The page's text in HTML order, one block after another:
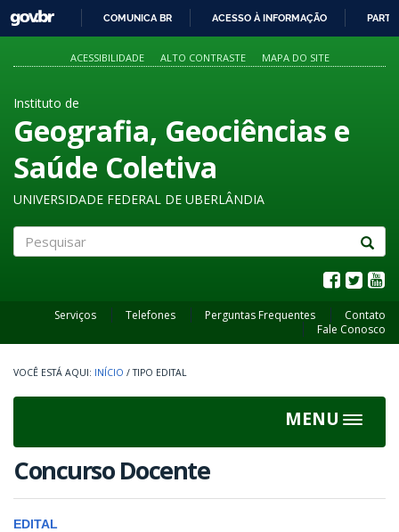
PARA
O
GOVBR
COMUNICA BR ACESSO À INFORMAÇÃO
ACESSIBILIDADE ALTO CONTRASTE MAPA DO SITE
Instituto de
Geografia, Geociências e
Saúde Coletiva
UNIVERSIDADE FEDERAL DE UBERLÂNDIA
Serviços Telefones Perguntas Frequentes
Contato
Fale Conosco
INÍCIO / TIPO EDITAL
MENU
Toggle
Concurso Docente
EDITAL